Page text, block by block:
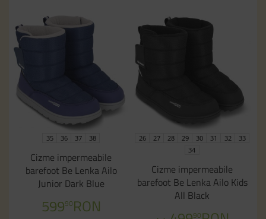
35 36 37 38
Cizme impermeabile
barefoot Be Lenka Ailo
Junior Dark Blue
59990RON
26 27 28 29 30 31 32
33
34
Cizme impermeabile
barefoot Be Lenka Ailo Kids
All Black
90